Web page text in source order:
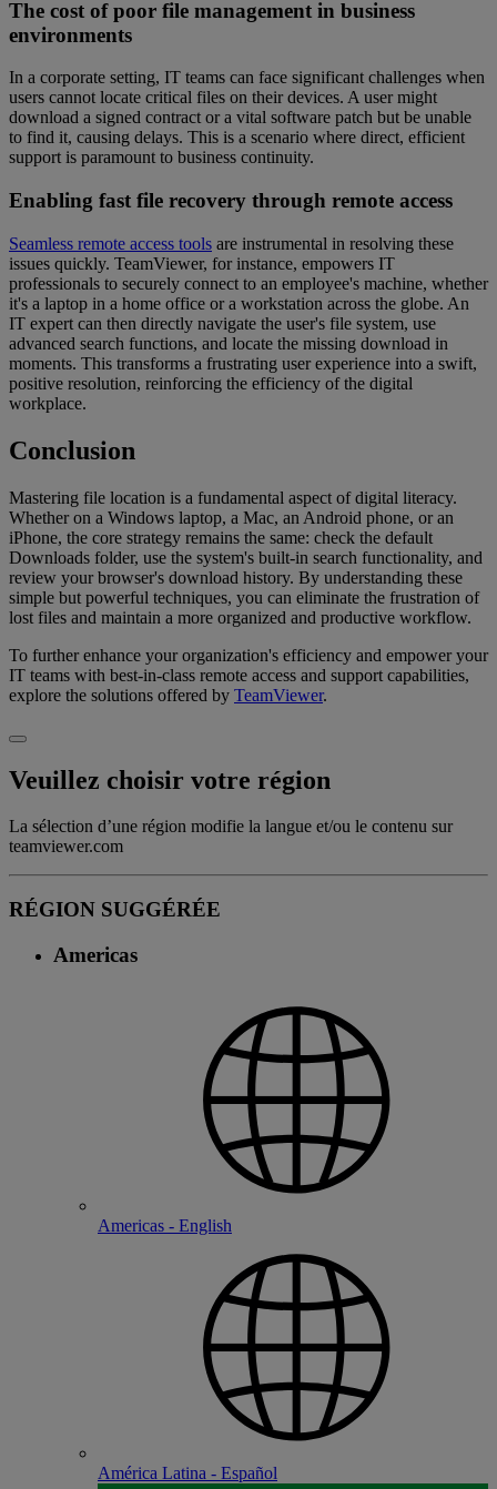
The cost of poor file management in business
environments
In a corporate setting, IT teams can face significant challenges when
users cannot locate critical files on their devices. A user might
download a signed contract or a vital software patch but be unable
to find it, causing delays. This is a scenario where direct, efficient
support is paramount to business continuity.
Enabling fast file recovery through remote access
Seamless remote access tools are instrumental in resolving these
issues quickly. TeamViewer, for instance, empowers IT
professionals to securely connect to an employee's machine, whether
it's a laptop in a home office or a workstation across the globe. An
IT expert can then directly navigate the user's file system, use
advanced search functions, and locate the missing download in
moments. This transforms a frustrating user experience into a swift,
positive resolution, reinforcing the efficiency of the digital
workplace.
Conclusion
Mastering file location is a fundamental aspect of digital literacy.
Whether on a Windows laptop, a Mac, an Android phone, or an
iPhone, the core strategy remains the same: check the default
Downloads folder, use the system's built-in search functionality, and
review your browser's download history. By understanding these
simple but powerful techniques, you can eliminate the frustration of
lost files and maintain a more organized and productive workflow.
To further enhance your organization's efficiency and empower your
IT teams with best-in-class remote access and support capabilities,
explore the solutions offered by TeamViewer.
Veuillez choisir votre région
La sélection d’une région modifie la langue et/ou le contenu sur
teamviewer.com
RÉGION SUGGÉRÉE
Americas
Americas - English
América Latina - Español